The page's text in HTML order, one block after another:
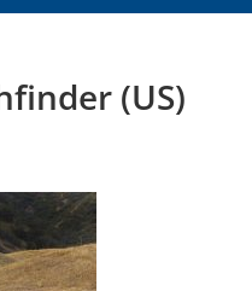
(US)